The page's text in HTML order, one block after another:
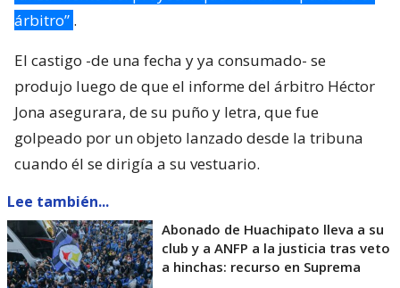
árbitro” .
El castigo -de una fecha y ya consumado- se
produjo luego de que el informe del árbitro Héctor
Jona asegurara, de su puño y letra, que fue
golpeado por un objeto lanzado desde la tribuna
cuando él se dirigía a su vestuario.
Lee también...
Abonado de Huachipato lleva a su
club y a ANFP a la justicia tras veto
a hinchas: recurso en Suprema